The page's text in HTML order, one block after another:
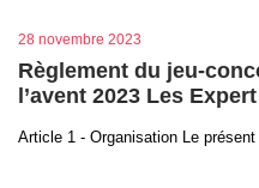
28 novembre 2023
Règlement du jeu-
l’avent 2023 Les
Article 1 - Organisation Le présent